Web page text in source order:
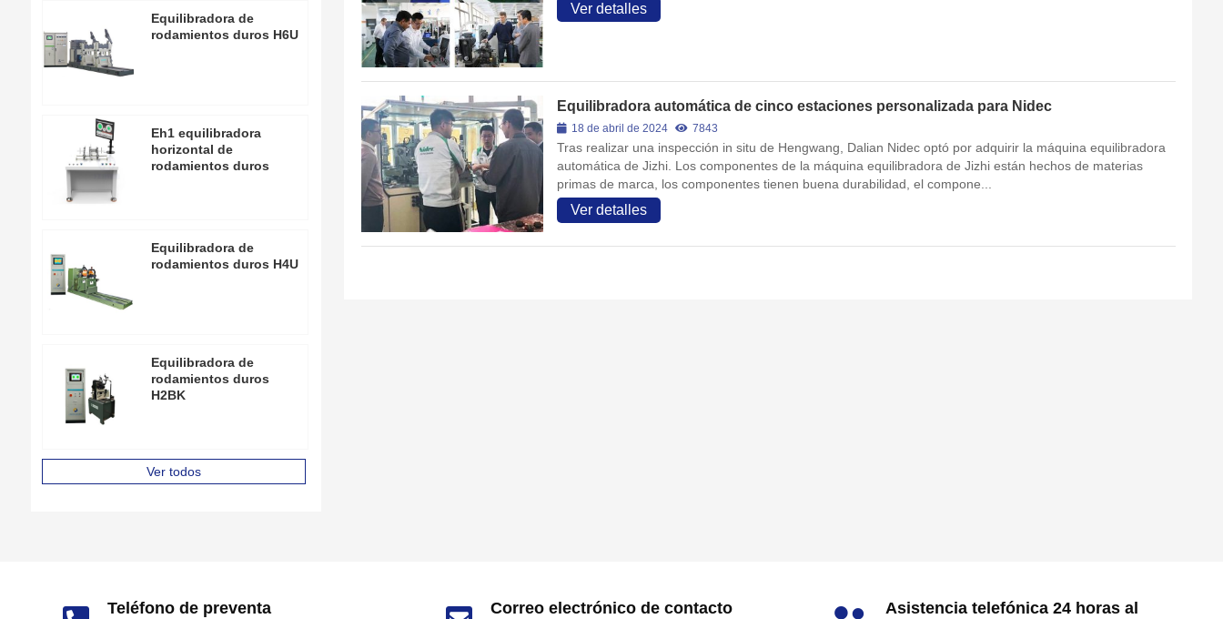
Ver detalles
Equilibradora automática de cinco estaciones personalizada para Nidec
18 de abril de 2024 7843
Tras realizar una inspección in situ de Hengwang, Dalian Nidec optó por adquirir la máquina equilibradora
automática de Jizhi. Los componentes de la máquina equilibradora de Jizhi están hechos de materias
primas de marca, los componentes tienen buena durabilidad, el compone...
Ver detalles
Equilibradora de
rodamientos duros H6U
Eh1 equilibradora
horizontal de
rodamientos duros
Equilibradora de
rodamientos duros H4U
Equilibradora de
rodamientos duros
H2BK
Ver todos
Teléfono de preventa Correo electrónico de contacto
Asistencia telefónica 24 horas al